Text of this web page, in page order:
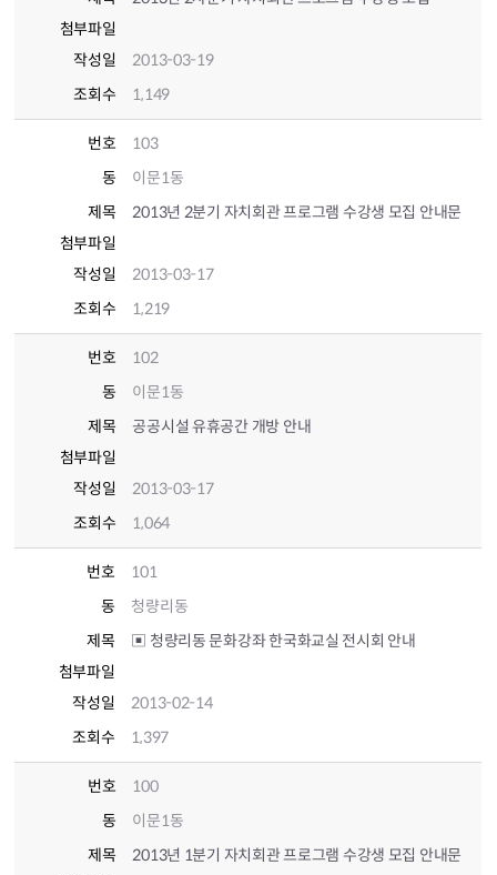
첨부파일
작성일
2013-03-19
조회수
1,149
번호
103
동
이문1동
제목
2013년 2분기 자치회관 프로그램 수강생 모집 안내문
첨부파일
작성일
2013-03-17
조회수
1,219
번호
102
동
이문1동
제목
공공시설 유휴공간 개방 안내
첨부파일
작성일
2013-03-17
조회수
1,064
번호
101
동
청량리동
제목
▣ 청량리동 문화강좌 한국화교실 전시회 안내
첨부파일
작성일
2013-02-14
조회수
1,397
번호
100
동
이문1동
제목
2013년 1분기 자치회관 프로그램 수강생 모집 안내문